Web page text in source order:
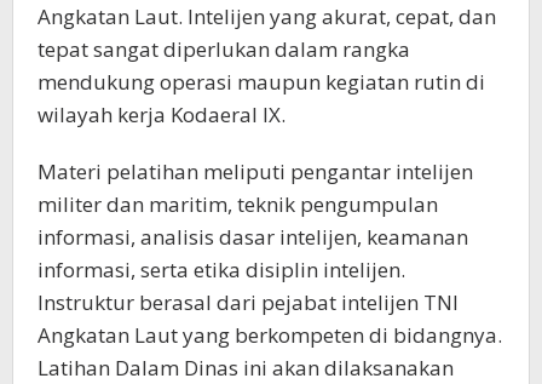
Angkatan Laut. Intelijen yang akurat, cepat, dan
tepat sangat diperlukan dalam rangka
mendukung operasi maupun kegiatan rutin di
wilayah kerja Kodaeral IX.
Materi pelatihan meliputi pengantar intelijen
militer dan maritim, teknik pengumpulan
informasi, analisis dasar intelijen, keamanan
informasi, serta etika disiplin intelijen.
Instruktur berasal dari pejabat intelijen TNI
Angkatan Laut yang berkompeten di bidangnya.
Latihan Dalam Dinas ini akan dilaksanakan